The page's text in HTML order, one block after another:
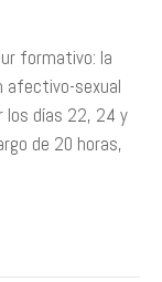
formativo: la
afectivo-sexual
los días 22, 24 y
de 20 horas,